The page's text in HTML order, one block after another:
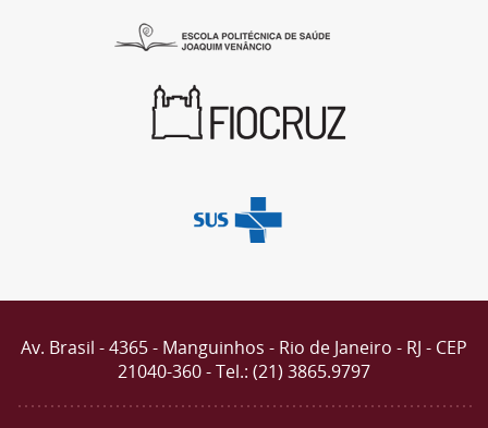
Av. Brasil - 4365 - Manguinhos - Rio de Janeiro - RJ - CEP
21040-360 - Tel.: (21) 3865.9797